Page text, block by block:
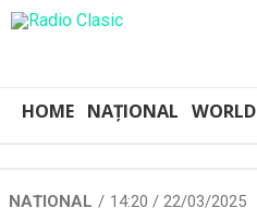
HOME NAȚIONAL WORLD
NAȚIONAL 14:20 / 22/03/2025